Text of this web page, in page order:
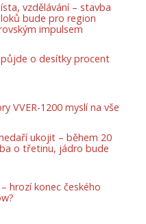
vzdělávání – stavba
bude pro region
impulsem
o desítky procent
VVER-1200 myslí na vše
ukojit – během 20
o třetinu, jádro bude
hrozí konec českého